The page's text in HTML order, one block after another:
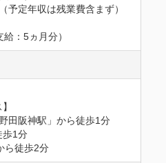
予定年収は残業費含まず）
：5ヵ月分）
田阪神駅」から徒歩1分
歩1分
ら徒歩2分